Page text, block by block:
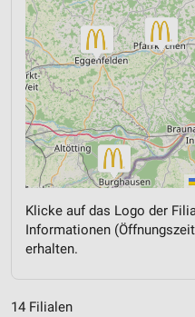
Klicke auf das Logo der
Informationen
erhalten.
14 Filialen